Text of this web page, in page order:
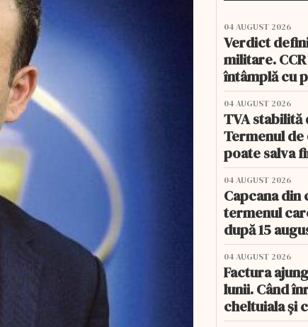
04 AUGUST 2026
Verdict
militare.
întâmplă cu
04 AUGUST 2026
TVA
Termenul de
poate salva
04 AUGUST 2026
Capcana
termenul
după 15
04 AUGUST 2026
Factura
lunii. Când
cheltuiala și